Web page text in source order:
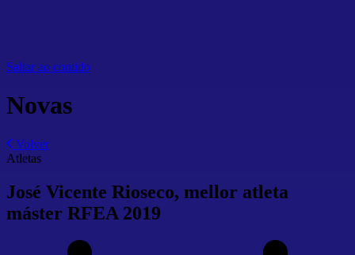
Saltar ao contido
Novas
Volver
Atletas
José Vicente Rioseco, mellor atleta
máster RFEA 2019